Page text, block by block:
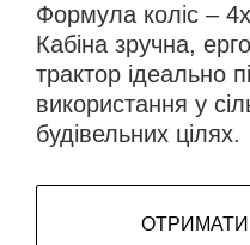
Формула коліс –
Кабіна зручна,
трактор ідеально
використання у
будівельних цілях.
ОТРИМАТИ